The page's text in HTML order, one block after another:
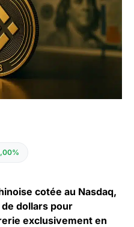
cotée au Nasdaq,
dollars pour
exclusivement en